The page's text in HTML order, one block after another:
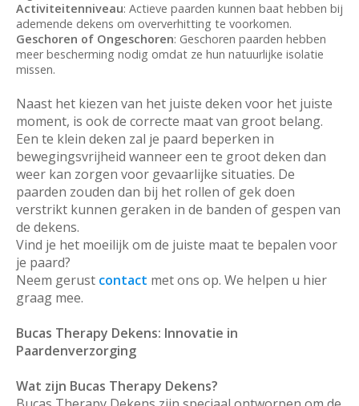
Activiteitenniveau: Actieve paarden kunnen baat hebben bij
ademende dekens om oververhitting te voorkomen.
Geschoren of Ongeschoren: Geschoren paarden hebben
meer bescherming nodig omdat ze hun natuurlijke isolatie
missen.
Naast het kiezen van het juiste deken voor het juiste
moment, is ook de correcte maat van groot belang.
Een te klein deken zal je paard beperken in
bewegingsvrijheid wanneer een te groot deken dan
weer kan zorgen voor gevaarlijke situaties. De
paarden zouden dan bij het rollen of gek doen
verstrikt kunnen geraken in de banden of gespen van
de dekens.
Vind je het moeilijk om de juiste maat te bepalen voor
je paard?
Neem gerust contact met ons op. We helpen u hier
graag mee.
Bucas Therapy Dekens: Innovatie in
Paardenverzorging
Wat zijn Bucas Therapy Dekens?